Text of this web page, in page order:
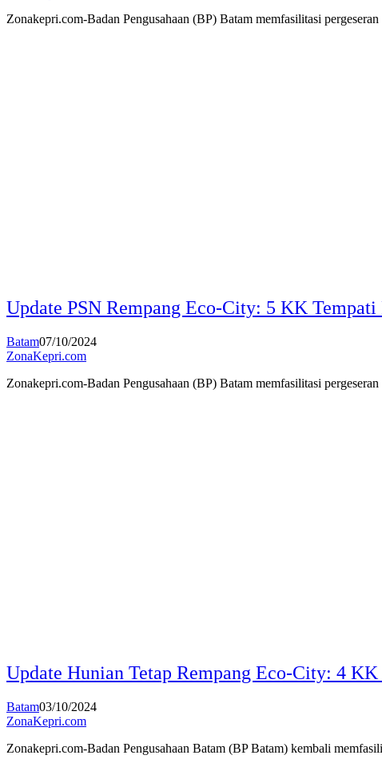
Zonakepri.com-Badan Pengusahaan (BP) Batam memfasilitasi
Update PSN Rempang Eco-City: 5 KK
Batam07/10/2024
ZonaKepri.com
Zonakepri.com-Badan Pengusahaan (BP) Batam memfasilitasi
Update Hunian Tetap Rempang Eco-City: 4
Batam03/10/2024
ZonaKepri.com
Zonakepri.com-Badan Pengusahaan Batam (BP Batam) kembali